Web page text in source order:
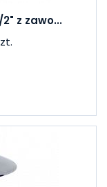
z zawo...